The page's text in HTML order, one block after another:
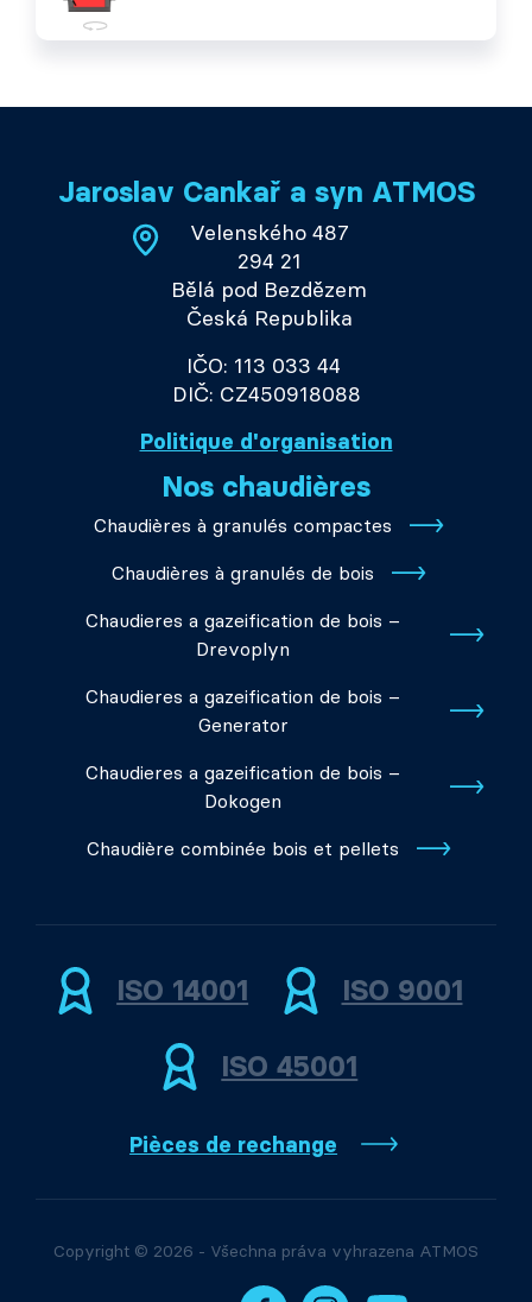
Jaroslav Cankař a syn ATMOS
Velenského 487
294 21
Bělá pod Bezdězem
Česká Republika
IČO: 113 033 44
DIČ: CZ450918088
Politique d'organisation
Nos chaudières
Chaudières à granulés compactes
Chaudières à granulés de bois
Chaudieres a gazeification de bois –
Drevoplyn
Chaudieres a gazeification de bois –
Generator
Chaudieres a gazeification de bois –
Dokogen
Chaudière combinée bois et pellets
ISO 14001 ISO 9001
ISO 45001
Pièces de rechange
Copyright © 2026 - Všechna práva vyhrazena ATMOS